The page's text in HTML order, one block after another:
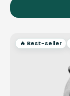
🔥 Best-seller